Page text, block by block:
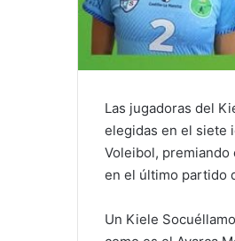
Las jugadoras del
elegidas en el siete
Voleibol, premiando
en el último partido
Un Kiele